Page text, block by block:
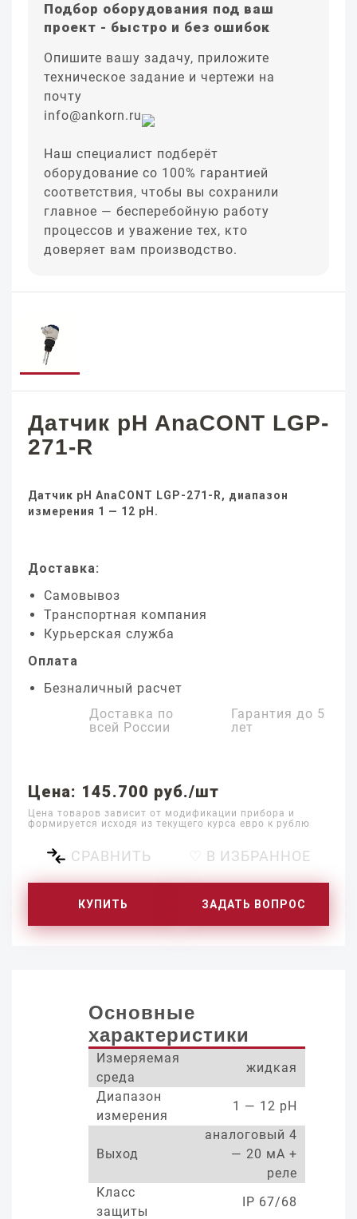
Подбор оборудования под ваш
проект - быстро и без ошибок
Опишите вашу задачу, приложите
техническое задание и чертежи на
почту
info@ankorn.ru
Наш специалист подберёт
оборудование со 100% гарантией
соответствия, чтобы вы сохранили
главное — бесперебойную работу
процессов и уважение тех, кто
доверяет вам производство.
Датчик pH AnaCONT LGP-
271-R
Датчик pH AnaCONT LGP-271-R, диапазон
измерения 1 — 12 pH.
Доставка:
Самовывоз
Транспортная компания
Курьерская служба
Оплата
Безналичный расчет
Доставка по
всей России
Гарантия до 5
лет
Цена: 145.700 руб./шт
Цена товаров зависит от модификации прибора и
формируется исходя из текущего курса евро к рублю
СРАВНИТЬ ♡ В ИЗБРАННОЕ
КУПИТЬ ЗАДАТЬ ВОПРОС
Основные
характеристики
Измеряемая
среда
жидкая
Диапазон
измерения
1 — 12 pH
Выход
аналоговый 4
— 20 мА +
реле
Класс
защиты
IP 67/68